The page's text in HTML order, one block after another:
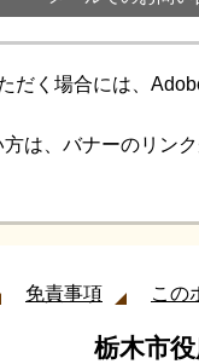
だく場合には、
は、バナーのリン
免責事項 この
栃木市